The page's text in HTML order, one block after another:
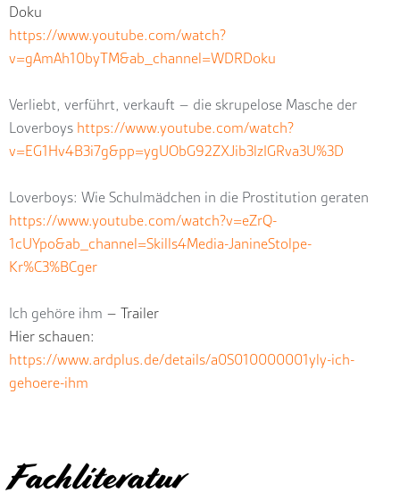
Doku
https://www.youtube.com/watch?
v=gAmAh10byTM&ab_channel=WDRDoku
Verliebt, verführt, verkauft – die skrupelose Masche der
Loverboys https://www.youtube.com/watch?
v=EG1Hv4B3i7g&pp=ygUObG92ZXJib3lzIGRva3U%3D
Loverboys: Wie Schulmädchen in die Prostitution geraten
https://www.youtube.com/watch?v=eZrQ-
1cUYpo&ab_channel=Skills4Media-JanineStolpe-
Kr%C3%BCger
Ich gehöre ihm – Trailer
Hier schauen:
https://www.ardplus.de/details/a0S010000001yly-ich-
gehoere-ihm
Fachliteratur